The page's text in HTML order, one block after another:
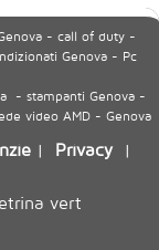
- call of duty -
Genova - Pc
- stampanti Genova -
video AMD - Genova
| Privacy|
vert